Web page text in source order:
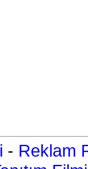
- Reklam